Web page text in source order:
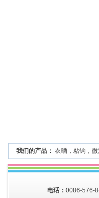
我们的产品： 衣晒 ， 粘钩 ，
电话： 0086-576-